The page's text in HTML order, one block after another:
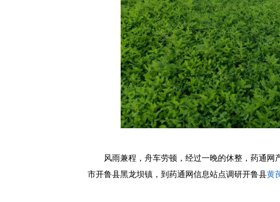
风雨兼程，舟车劳顿，经过一晚的休整，药通
市开鲁县黑龙坝镇，到药通网信息站点调研开鲁县黄